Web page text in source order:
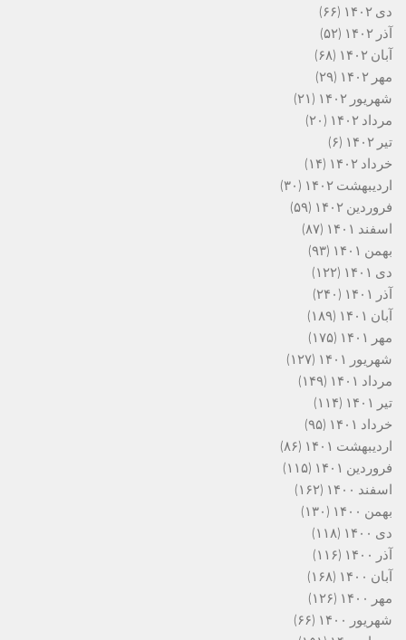
دی ۱۴۰۲
(۶۶)
آذر ۱۴۰۲
(۵۲)
آبان ۱۴۰۲
(۶۸)
مهر ۱۴۰۲
(۲۹)
شهریور ۱۴۰۲
(۲۱)
مرداد ۱۴۰۲
(۲۰)
تیر ۱۴۰۲
(۶)
خرداد ۱۴۰۲
(۱۴)
اردیبهشت ۱۴۰۲
(۳۰)
فروردین ۱۴۰۲
(۵۹)
اسفند ۱۴۰۱
(۸۷)
بهمن ۱۴۰۱
(۹۳)
دی ۱۴۰۱
(۱۲۲)
آذر ۱۴۰۱
(۲۴۰)
آبان ۱۴۰۱
(۱۸۹)
مهر ۱۴۰۱
(۱۷۵)
شهریور ۱۴۰۱
(۱۲۷)
مرداد ۱۴۰۱
(۱۴۹)
تیر ۱۴۰۱
(۱۱۴)
خرداد ۱۴۰۱
(۹۵)
اردیبهشت ۱۴۰۱
(۸۶)
فروردین ۱۴۰۱
(۱۱۵)
اسفند ۱۴۰۰
(۱۶۲)
بهمن ۱۴۰۰
(۱۳۰)
دی ۱۴۰۰
(۱۱۸)
آذر ۱۴۰۰
(۱۱۶)
آبان ۱۴۰۰
(۱۶۸)
مهر ۱۴۰۰
(۱۲۶)
شهریور ۱۴۰۰
(۶۶)